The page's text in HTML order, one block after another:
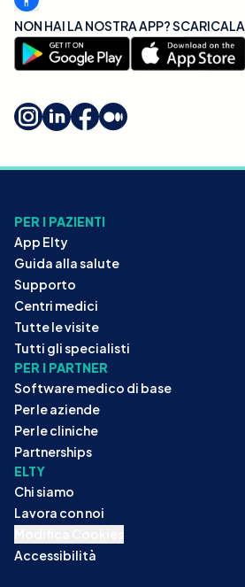
NON HAI LA NOSTRA APP? SCARICALA
PER I PAZIENTI
App Elty
Guida alla salute
Supporto
Centri medici
Tutte le visite
Tutti gli specialisti
PER I PARTNER
Software medico di base
Per le aziende
Per le cliniche
Partnerships
ELTY
Chi siamo
Lavora con noi
Accessibilità